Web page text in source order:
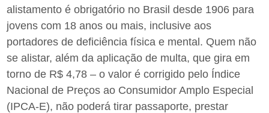
alistamento é obrigatório no Brasil desde 1906 para
jovens com 18 anos ou mais, inclusive aos
portadores de deficiência física e mental. Quem não
se alistar, além da aplicação de multa, que gira em
torno de R$ 4,78 – o valor é corrigido pelo Índice
Nacional de Preços ao Consumidor Amplo Especial
(IPCA-E), não poderá tirar passaporte, prestar